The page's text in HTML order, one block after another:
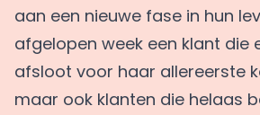
aan een nieuwe fase in hun
afgelopen week een klant die
afsloot voor haar allereerste
maar ook klanten die helaas